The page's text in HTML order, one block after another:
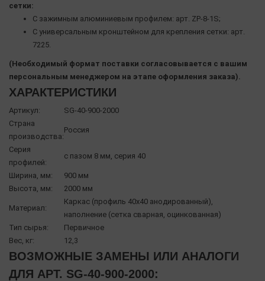
сетки:
С зажимным алюминиевым профилем: арт. ZP-8-1S;
С универсальным кронштейном для крепления сетки: арт.
7225.
(Необходимый формат поставки согласовывается с вашим
персональным менеджером на этапе оформления заказа).
ХАРАКТЕРИСТИКИ
Артикул:
SG-40-900-2000
Страна
производства:
Россия
Серия
профилей:
с пазом 8 мм, серия 40
Ширина, мм:
900 мм
Высота, мм:
2000 мм
Материал:
Каркас (профиль 40х40 анодированный),
наполнение (сетка сварная, оцинкованная)
Тип сырья:
Первичное
Вес, кг:
12,3
ВОЗМОЖНЫЕ ЗАМЕНЫ ИЛИ АНАЛОГИ
ДЛЯ АРТ. SG-40-900-2000: